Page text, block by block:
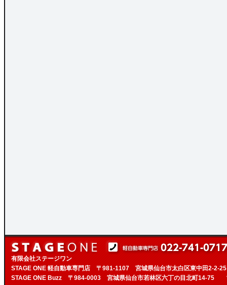
有限会社ステージワン
STAGE ONE 軽自動車専門店 〒981-1107 宮城県仙台市太白区東中田2-
STAGE ONE Buzz 〒984-0003 宮城県仙台市若林区六丁の目北町14-75